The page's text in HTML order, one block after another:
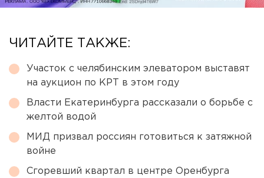
ЧИТАЙТЕ ТАКЖЕ:
Участок с челябинским элеватором выставят
на аукцион по КРТ в этом году
Власти Екатеринбурга рассказали о борьбе с
желтой водой
МИД призвал россиян готовиться к затяжной
войне
Сгоревший квартал в центре Оренбурга